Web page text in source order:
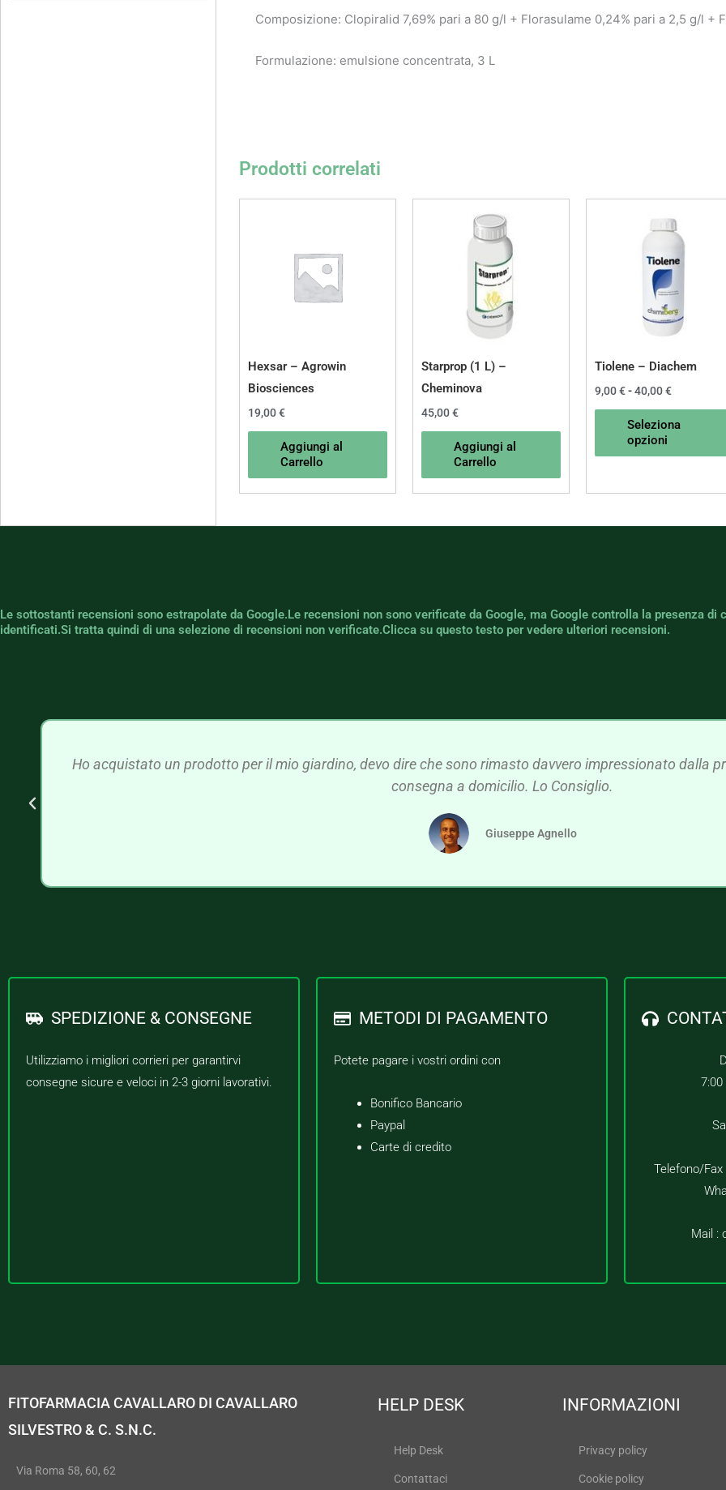
Composizione: Clopiralid 7,69% pari a 80 g/l + Florasulame 0,24% pari a 2,5 g/l +
Formulazione: emulsione concentrata, 3 L
Prodotti correlati
Hexsar – Agrowin
Biosciences
19,00€
Aggiungi al
Carrello
Starprop (1 L) –
Cheminova
45,00€
Aggiungi al
Carrello
Tiolene – Diachem
9,00€ - 40,00€
di
prezzo:
da
9,00 €
a
40,00 €
Seleziona
opzioni
Le sottostanti recensioni sono estrapolate da Google.Le recensioni non sono verificate da Google, ma Google controlla la presenza
identificati.Si tratta quindi di una selezione di recensioni non verificate.Clicca su questo testo per vedere ulteriori recensioni.
Ho acquistato un prodotto per il mio giardino, devo dire che sono rimasto davvero impressionato dalla
consegna a domicilio. Lo Consiglio.
Giuseppe Agnello
SPEDIZIONE & CONSEGNE
Utilizziamo i migliori corrieri per garantirvi
consegne sicure e veloci in 2-3 giorni lavorativi.
METODI DI PAGAMENTO
Potete pagare i vostri ordini con
Bonifico Bancario
Paypal
Carte di credito
Telefono/
Mail :
FITOFARMACIA CAVALLARO DI CAVALLARO
SILVESTRO & C. S.N.C.
Via Roma 58, 60, 62
HELP DESK
Help Desk
Contattaci
INFORMAZIONI
Privacy policy
Cookie policy